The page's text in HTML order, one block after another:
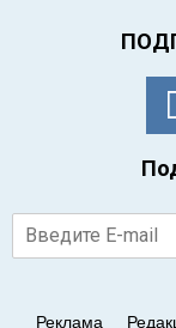
Реклама